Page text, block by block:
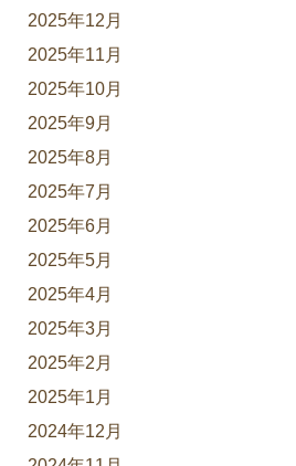
2025年12月
2025年11月
2025年10月
2025年9月
2025年8月
2025年7月
2025年6月
2025年5月
2025年4月
2025年3月
2025年2月
2025年1月
2024年12月